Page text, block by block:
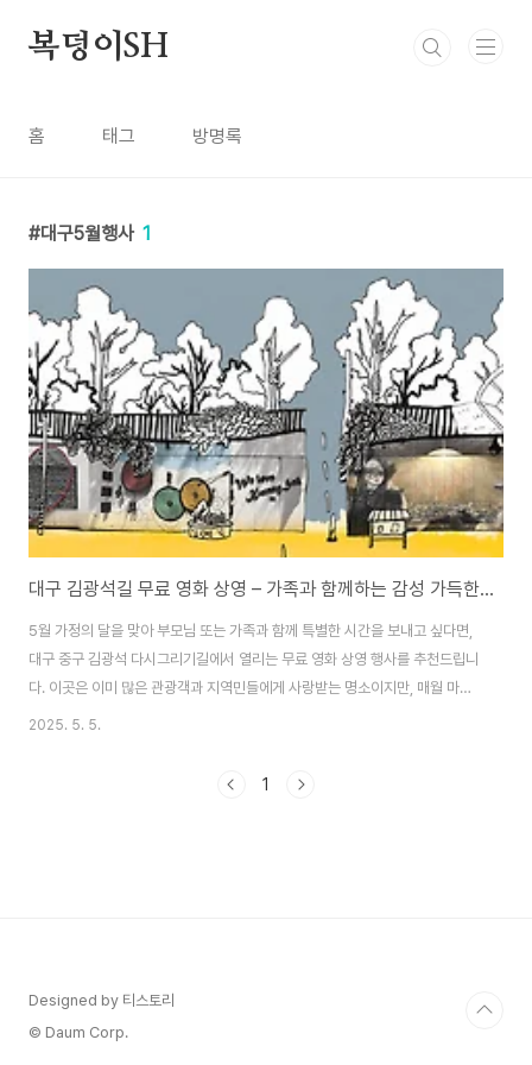
복덩이SH
홈 태그 방명록
대구5월행사 1
대구 김광석길 무료 영화 상영 – 가족과 함께하는 감성 가득한 문화 산책
5월 가정의 달을 맞아 부모님 또는 가족과 함께 특별한 시간을 보내고 싶다면,
대구 중구 김광석 다시그리기길에서 열리는 무료 영화 상영 행사를 추천드립니
다. 이곳은 이미 많은 관광객과 지역민들에게 사랑받는 명소이지만, 매월 마지
막 주 금요일 저녁마다 열리는 ‘김광석길 영화관’ 덕분에 더욱 주목받고 있습니
가 될 수 있습니다. 이 글에서는 상영 일정, 위치, 부대 행사, 꿀팁까지 모두 알
2025. 5. 5.
1
Designed by 티스토리
© Daum Corp.